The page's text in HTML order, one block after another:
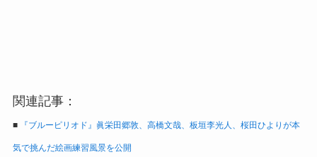
関連記事：
■ 『ブルーピリオド』眞栄田郷敦、高橋文哉、板垣李光人、桜田ひよりが本
気で挑んだ絵画練習風景を公開